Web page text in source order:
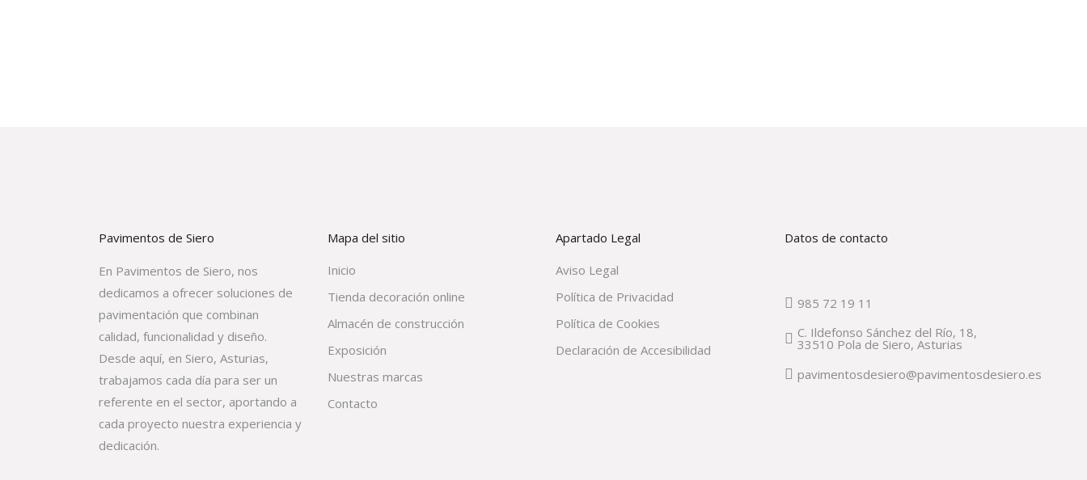
Pavimentos de Siero
En Pavimentos de Siero, nos
dedicamos a ofrecer soluciones de
pavimentación que combinan
calidad, funcionalidad y diseño.
Desde aquí, en Siero, Asturias,
trabajamos cada día para ser un
referente en el sector, aportando a
cada proyecto nuestra experiencia y
dedicación.
Mapa del sitio
Inicio
Tienda decoración online
Almacén de construcción
Exposición
Nuestras marcas
Contacto
Apartado Legal
Aviso Legal
Política de Privacidad
Política de Cookies
Declaración de Accesibilidad
Datos de contacto
985 72 19 11
C. Ildefonso Sánchez del Río, 18,
33510 Pola de Siero, Asturias
pavimentosdesiero@pavimentosdesiero.es